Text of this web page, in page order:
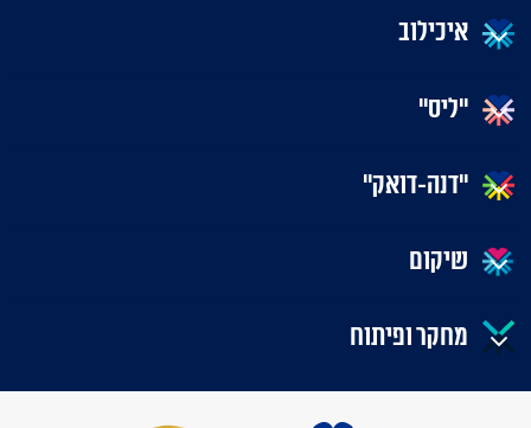
איכילוב
"ליס"
"דנה-דואק"
שיקום
מחקר ופיתוח